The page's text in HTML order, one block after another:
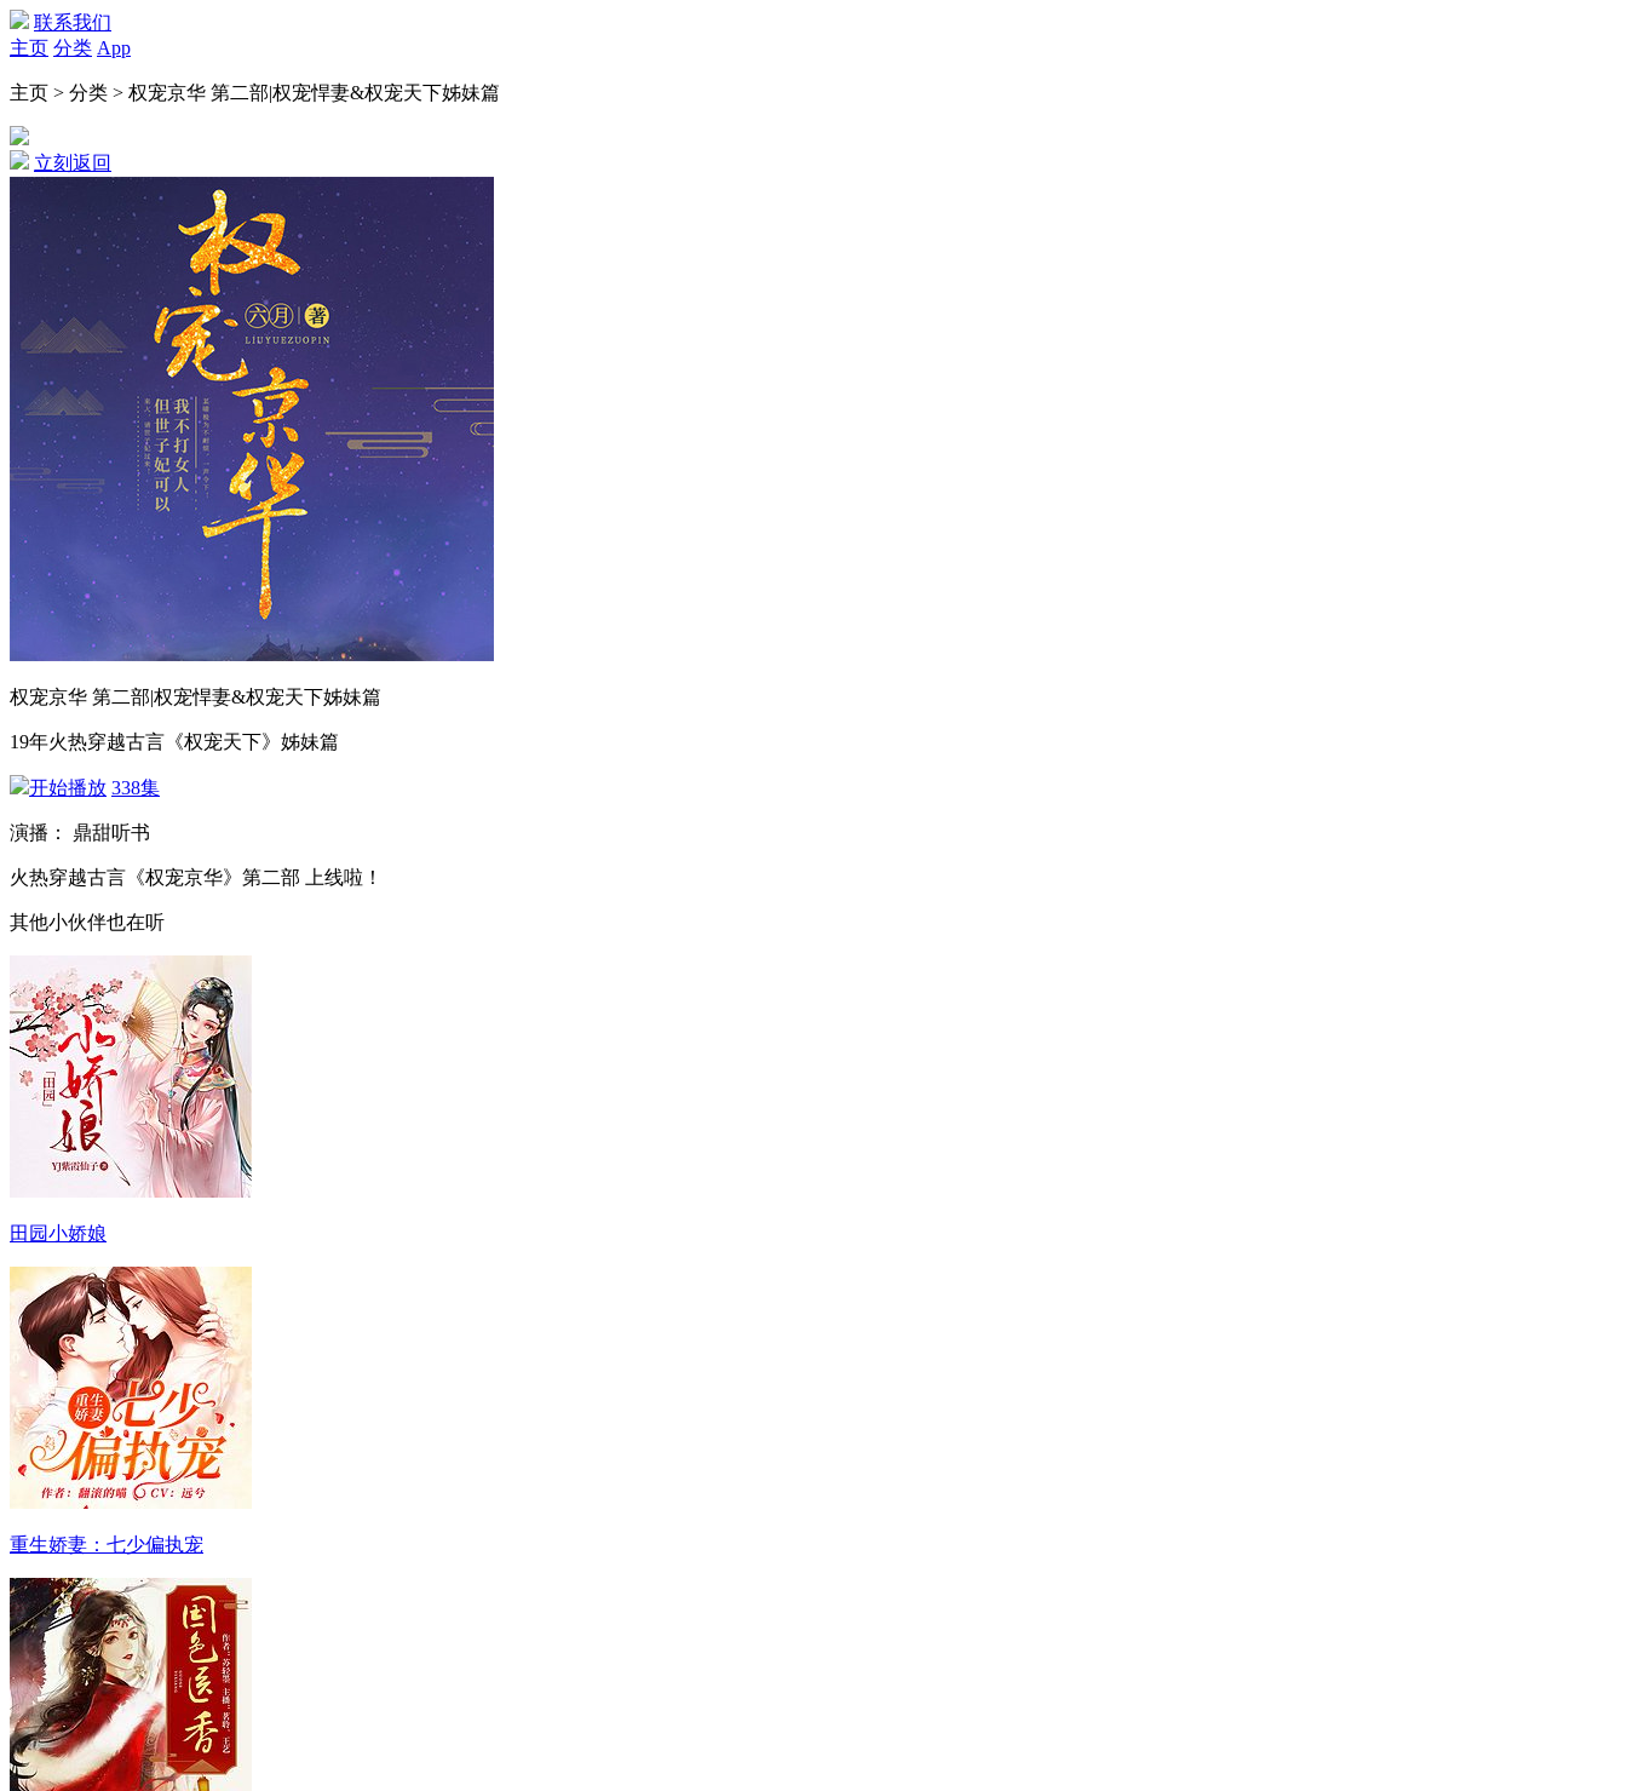
联系我们
主页 分类 App
主页 > 分类 > 权宠京华 第二部|权宠悍妻&权宠天下姊妹篇
立刻返回
权宠京华 第二部|权宠悍妻&权宠天下姊妹篇
19年火热穿越古言《权宠天下》姊妹篇
开始播放 338集
演播： 鼎甜听书
火热穿越古言《权宠京华》第二部 上线啦！
其他小伙伴也在听
田园小娇娘
重生娇妻：七少偏执宠